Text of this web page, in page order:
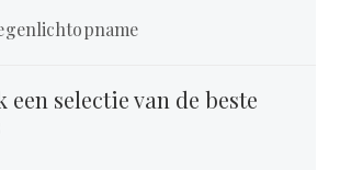
een selectie van de beste